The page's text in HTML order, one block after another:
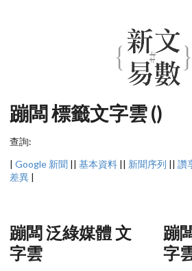
蹦闆 標籤文字雲 ()
查詢:
| Google 新聞 || 基本資料 || 新聞序列 || 讚
差異 |
蹦闆 泛綠媒體 文
字雲
蹦
字